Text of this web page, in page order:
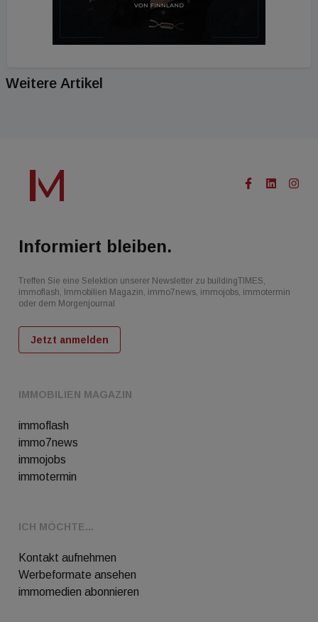
Weitere Artikel
IMMOBILIEN MAGAZIN
immoflash
immo7news
immojobs
immotermin
ICH MÖCHTE...
Kontakt aufnehmen
Werbeformate ansehen
immomedien abonnieren
Informiert bleiben.
Treffen Sie eine Selektion unserer Newsletter zu buildingTIMES,
immoflash, Immobilien Magazin, immo7news, immojobs, immotermin
oder dem Morgenjournal
Jetzt anmelden